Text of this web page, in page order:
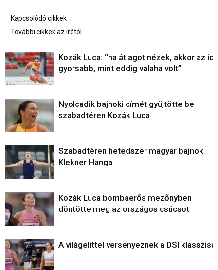
Kapcsolódó cikkek
További cikkek az írótól
Kozák Luca: “ha átlagot nézek, akkor az
gyorsabb, mint eddig valaha volt”
Nyolcadik bajnoki címét gyűjtötte be
szabadtéren Kozák Luca
Szabadtéren hetedszer magyar bajnok
Klekner Hanga
Kozák Luca bombaerős mezőnyben
döntötte meg az országos csúcsot
A világelittel versenyeznek a DSI klasszisai